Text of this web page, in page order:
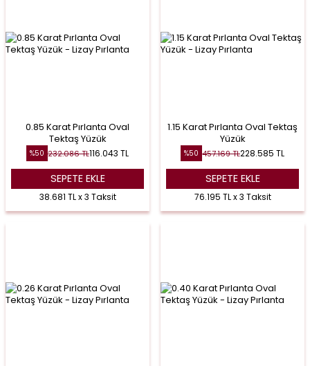
0.85 Karat Pırlanta Oval
Tektaş Yüzük
%50 232.086TL116.043 TL
SEPETE EKLE
38.681 TL x 3 Taksit
1.15 Karat Pırlanta Oval Tektaş
Yüzük
%50 457.169TL228.585 TL
SEPETE EKLE
76.195 TL x 3 Taksit